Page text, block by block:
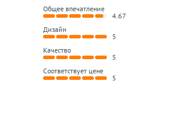
Общее впечатление
4.67
Дизайн
5
Качество
5
Соответствует цене
5